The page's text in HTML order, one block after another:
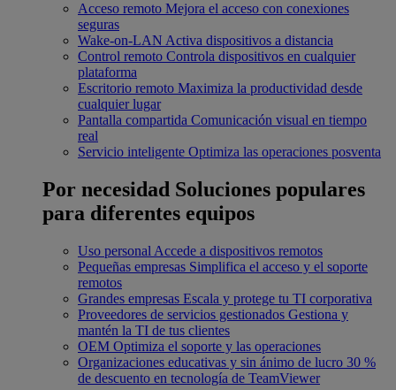
Acceso remoto Mejora el acceso con conexiones
seguras
Wake-on-LAN Activa dispositivos a distancia
Control remoto Controla dispositivos en cualquier
plataforma
Escritorio remoto Maximiza la productividad desde
cualquier lugar
Pantalla compartida Comunicación visual en tiempo
real
Servicio inteligente Optimiza las operaciones posventa
Por necesidad Soluciones populares
para diferentes equipos
Uso personal Accede a dispositivos remotos
Pequeñas empresas Simplifica el acceso y el soporte
remotos
Grandes empresas Escala y protege tu TI corporativa
Proveedores de servicios gestionados Gestiona y
mantén la TI de tus clientes
OEM Optimiza el soporte y las operaciones
Organizaciones educativas y sin ánimo de lucro 30 %
de descuento en tecnología de TeamViewer